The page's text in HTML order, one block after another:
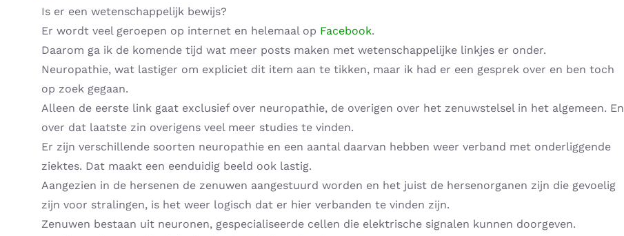
Is er een wetenschappelijk bewijs?
Er wordt veel geroepen op internet en helemaal op Facebook.
Daarom ga ik de komende tijd wat meer posts maken met wetenschappelijke linkjes er onder.
Neuropathie, wat lastiger om expliciet dit item aan te tikken, maar ik had er een gesprek over en ben toch
op zoek gegaan.
Alleen de eerste link gaat exclusief over neuropathie, de overigen over het zenuwstelsel in het algemeen. En
over dat laatste zin overigens veel meer studies te vinden.
Er zijn verschillende soorten neuropathie en een aantal daarvan hebben weer verband met onderliggende
ziektes. Dat maakt een eenduidig beeld ook lastig.
Aangezien in de hersenen de zenuwen aangestuurd worden en het juist de hersenorganen zijn die gevoelig
zijn voor stralingen, is het weer logisch dat er hier verbanden te vinden zijn.
Zenuwen bestaan uit neuronen, gespecialiseerde cellen die elektrische signalen kunnen doorgeven.